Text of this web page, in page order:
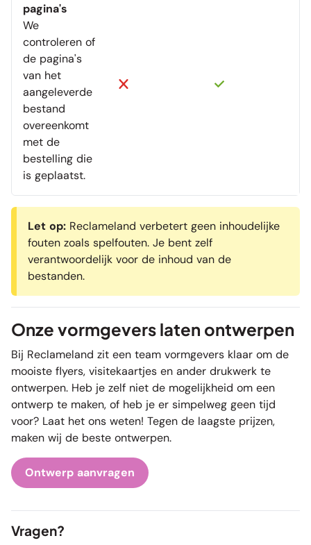
pagina's
We
controleren of
de pagina's
van het
aangeleverde
bestand
overeenkomt
met de
bestelling die
is geplaatst.
Let op: Reclameland verbetert geen inhoudelijke
fouten zoals spelfouten. Je bent zelf
verantwoordelijk voor de inhoud van de
bestanden.
Onze vormgevers laten ontwerpen
Bij Reclameland zit een team vormgevers klaar om de
mooiste flyers, visitekaartjes en ander drukwerk te
ontwerpen. Heb je zelf niet de mogelijkheid om een
ontwerp te maken, of heb je er simpelweg geen tijd
voor? Laat het ons weten! Tegen de laagste prijzen,
maken wij de beste ontwerpen.
Ontwerp aanvragen
Vragen?